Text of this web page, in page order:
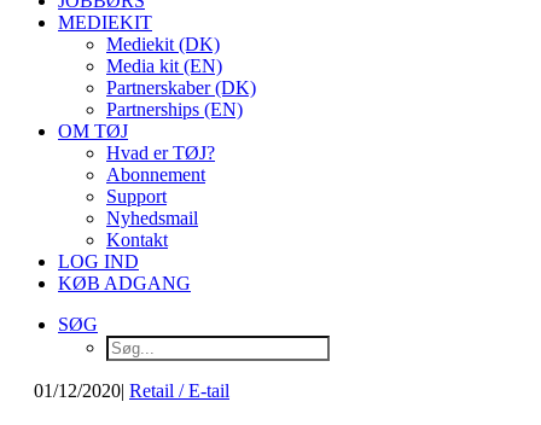
MEDIEKIT
Mediekit (DK)
Media kit (EN)
Partnerskaber (DK)
Partnerships (EN)
OM TØJ
Hvad er TØJ?
Abonnement
Support
Nyhedsmail
Kontakt
LOG IND
KØB ADGANG
SØG
01/12/2020| Retail / E-tail